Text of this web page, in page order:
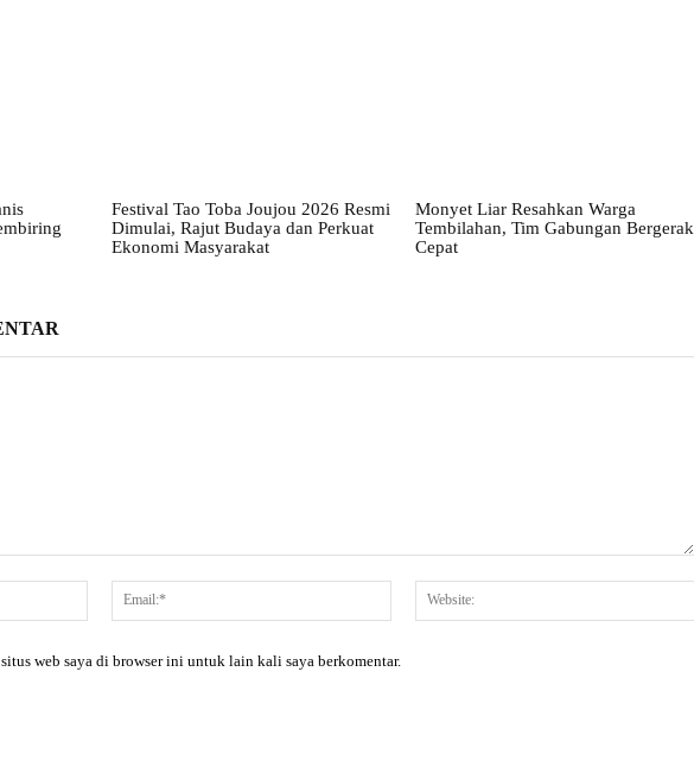
Festival Tao Toba Joujou 2026 Resmi
Dimulai, Rajut Budaya dan Perkuat
Ekonomi Masyarakat
Monyet Liar Resahkan Warga
Tembilahan, Tim Gabungan Bergerak
Cepat
Nama:*
Email:*
web saya di browser ini untuk lain kali saya berkomentar.